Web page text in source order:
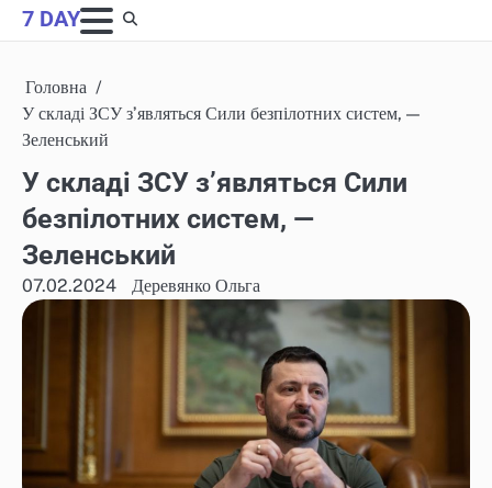
Skip
to
7 DAY
Головна
У складі ЗСУ зʼявляться Сили безпілотних систем, —
Зеленський
У складі ЗСУ зʼявляться Сили
безпілотних систем, —
Зеленський
07.02.2024 Деревянко Ольга